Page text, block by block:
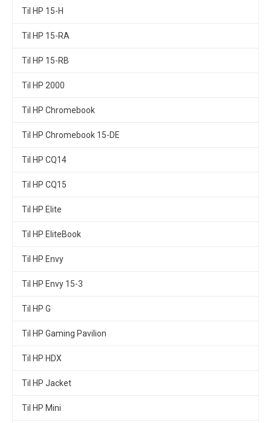
Til HP 15-H
Til HP 15-RA
Til HP 15-RB
Til HP 2000
Til HP Chromebook
Til HP Chromebook 15-DE
Til HP CQ14
Til HP CQ15
Til HP Elite
Til HP EliteBook
Til HP Envy
Til HP Envy 15-3
Til HP G
Til HP Gaming Pavilion
Til HP HDX
Til HP Jacket
Til HP Mini